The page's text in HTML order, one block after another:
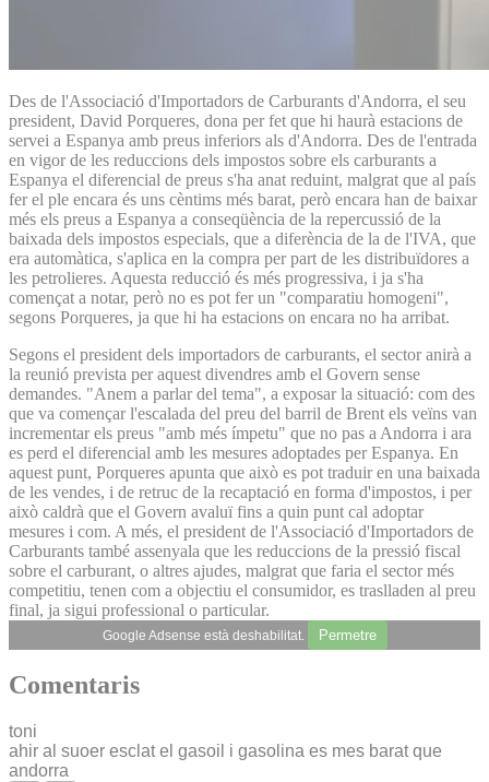
Des de l'Associació d'Importadors de Carburants d'Andorra, el seu
president, David Porqueres, dona per fet que hi haurà estacions de
servei a Espanya amb preus inferiors als d'Andorra. Des de l'entrada
en vigor de les reduccions dels impostos sobre els carburants a
Espanya el diferencial de preus s'ha anat reduint, malgrat que al país
fer el ple encara és uns cèntims més barat, però encara han de baixar
més els preus a Espanya a conseqüència de la repercussió de la
baixada dels impostos especials, que a diferència de la de l'IVA, que
era automàtica, s'aplica en la compra per part de les distribuïdores a
les petrolieres. Aquesta reducció és més progressiva, i ja s'ha
començat a notar, però no es pot fer un "comparatiu homogeni",
segons Porqueres, ja que hi ha estacions on encara no ha arribat.
Segons el president dels importadors de carburants, el sector anirà a
la reunió prevista per aquest divendres amb el Govern sense
demandes. "Anem a parlar del tema", a exposar la situació: com des
que va començar l'escalada del preu del barril de Brent els veïns van
incrementar els preus "amb més ímpetu" que no pas a Andorra i ara
es perd el diferencial amb les mesures adoptades per Espanya. En
aquest punt, Porqueres apunta que això es pot traduir en una baixada
de les vendes, i de retruc de la recaptació en forma d'impostos, i per
això caldrà que el Govern avaluï fins a quin punt cal adoptar
mesures i com. A més, el president de l'Associació d'Importadors de
Carburants també assenyala que les reduccions de la pressió fiscal
sobre el carburant, o altres ajudes, malgrat que faria el sector més
competitiu, tenen com a objectiu el consumidor, es traslladen al preu
final, ja sigui professional o particular.
Google Adsense està deshabilitat. Permetre
Comentaris
toni
ahir al suoer esclat el gasoil i gasolina es mes barat que
andorra